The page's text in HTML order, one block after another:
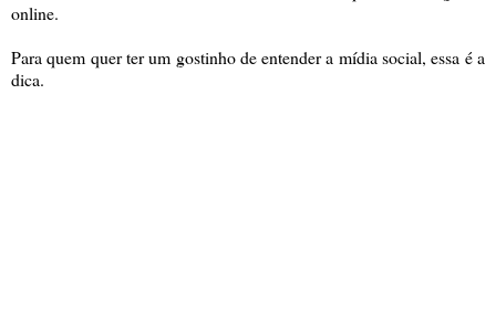
online.
Para quem quer ter um gostinho de entender a mídia social, essa é a
dica.